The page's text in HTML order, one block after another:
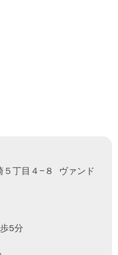
丁目４−８ ヴァンド
5分